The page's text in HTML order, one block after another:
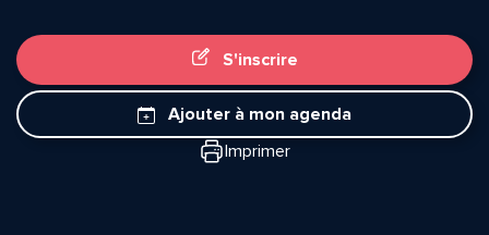
S'inscrire
Ajouter à mon agenda
Imprimer